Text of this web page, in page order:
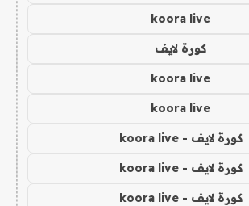
koora live
كورة لايف
koora live
koora live
كورة لايف - koora live
كورة لايف - koora live
كورة لايف - koora live